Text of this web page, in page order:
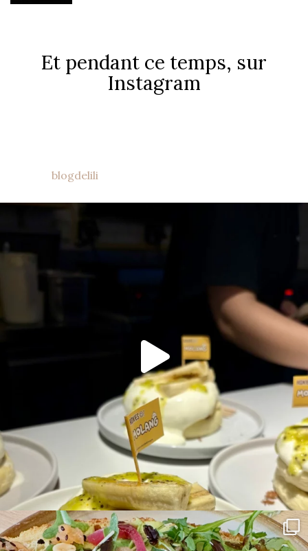
Et pendant ce temps, sur
Instagram
blogdelili